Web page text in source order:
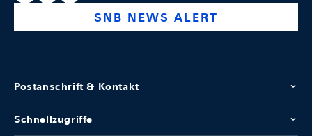
SNB NEWS ALERT
Postanschrift & Kontakt
Schnellzugriffe